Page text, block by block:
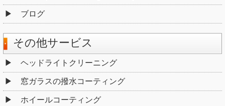
ブログ
その他サービス
ヘッドライトクリーニング
窓ガラスの撥水コーティング
ホイールコーティング